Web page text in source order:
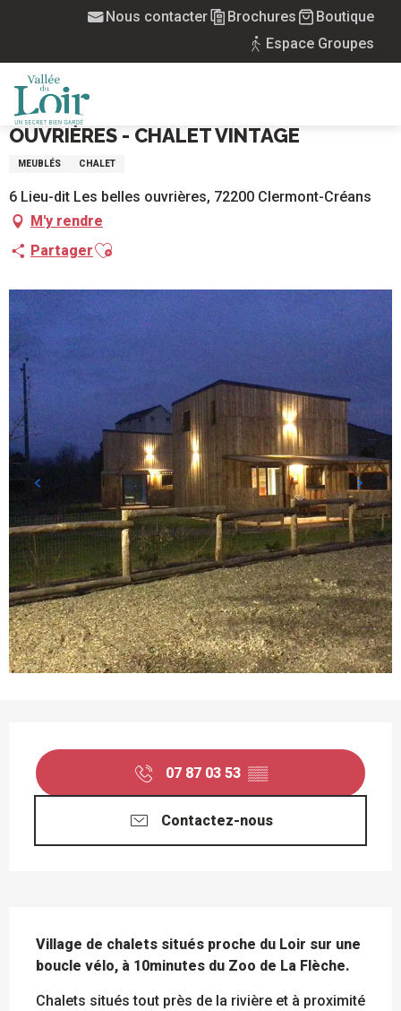
principal
Nous contacter Brochures
Boutique
Espace Groupes
Village de chalets des Belles Ouvrières - Chalet Vintage
VILLAGE DE CHALETS DES BELLES
OUVRIÈRES - CHALET VINTAGE
MEUBLÉS CHALET
6 Lieu-dit Les belles ouvrières, 72200 Clermont-Créans
M'y rendre
PartagerAjouter aux favoris
07 87 03 53 ▒▒
Contactez-nous
Village de chalets situés proche du Loir sur une
boucle vélo, à 10minutes du Zoo de La Flèche.
Chalets situés tout près de la rivière et à proximité